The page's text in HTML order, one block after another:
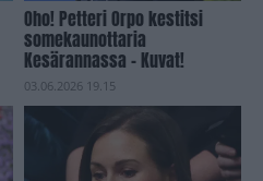
Oho! Petteri Orpo kestitsi
somekaunottaria
Kesärannassa – Kuvat!
03.06.2026 19.15